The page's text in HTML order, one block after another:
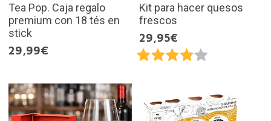
Tea Pop. Caja regalo
premium con 18 tés en
stick
29,99€
Kit para hacer quesos
frescos
29,95€